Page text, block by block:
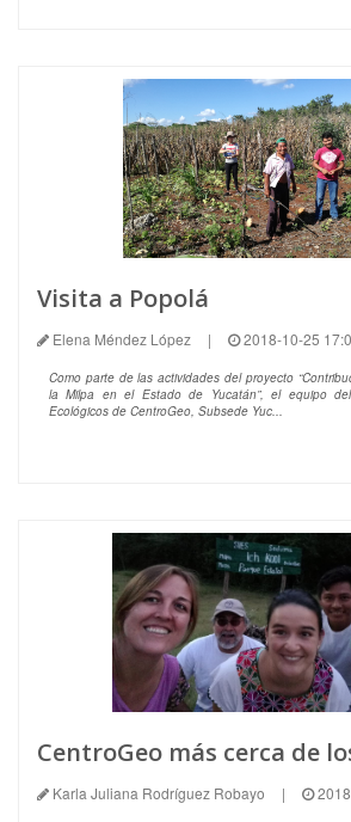
Visita a Popolá
Elena Méndez López | 2018-10-25
Como parte de las actividades del proyecto
la Milpa en el Estado de Yucatán”, el equipo
Ecológicos de CentroGeo, Subsede Yuc...
Karla Juliana Rodríguez Robayo |